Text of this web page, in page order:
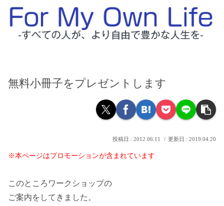
無料小冊子をプレゼントします
2012.06.11 2019.04.20
※本ページはプロモーションが含まれています
このところワークショップの
ご案内をしてきました。